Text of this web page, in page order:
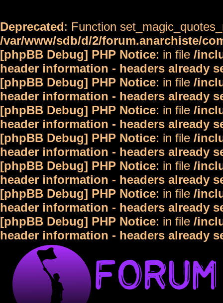
Deprecated: Function
/var/www/sdb/d/2/forum.anarchiste/
[phpBB Debug] PHP Notice: in file /
header information - headers already
[phpBB Debug] PHP Notice: in file /
header information - headers already
[phpBB Debug] PHP Notice: in file /
header information - headers already
[phpBB Debug] PHP Notice: in file /
header information - headers already
[phpBB Debug] PHP Notice: in file /
header information - headers already
[phpBB Debug] PHP Notice: in file /
header information - headers already
[phpBB Debug] PHP Notice: in file /
header information - headers already